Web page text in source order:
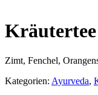
Zimt, Fenchel,
Kategorien: Ayurveda,